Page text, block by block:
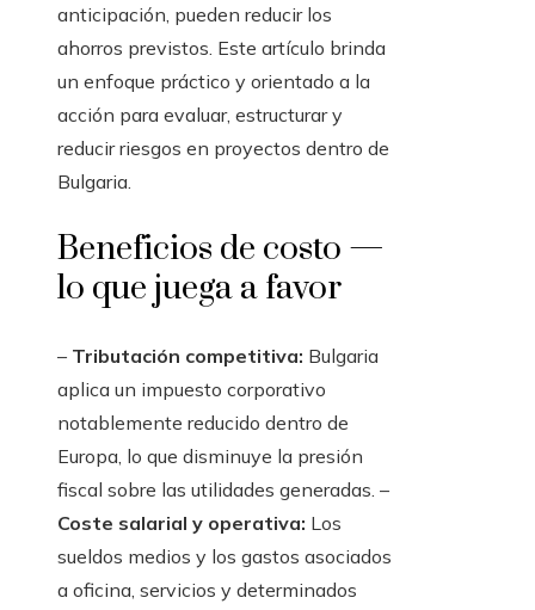
anticipación, pueden reducir los
ahorros previstos. Este artículo brinda
un enfoque práctico y orientado a la
acción para evaluar, estructurar y
reducir riesgos en proyectos dentro de
Bulgaria.
Beneficios de costo —
lo que juega a favor
– Tributación competitiva: Bulgaria
aplica un impuesto corporativo
notablemente reducido dentro de
Europa, lo que disminuye la presión
fiscal sobre las utilidades generadas. –
Coste salarial y operativa: Los
sueldos medios y los gastos asociados
a oficina, servicios y determinados